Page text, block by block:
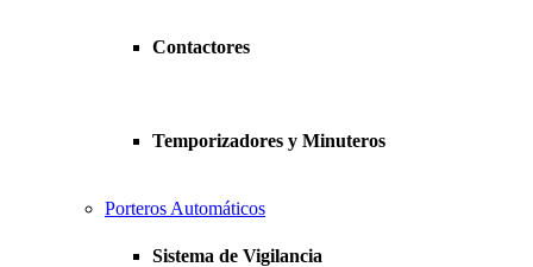
Contactores
Temporizadores y Minuteros
Porteros Automáticos
Sistema de Vigilancia